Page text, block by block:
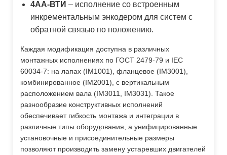
4АА-ВТИ – исполнение со встроенным
инкрементальным энкодером для систем с
обратной связью по положению.
Каждая модификация доступна в различных
монтажных исполнениях по ГОСТ 2479-79 и IEC
60034-7: на лапах (IM1001), фланцевое (IM3001),
комбинированное (IM2001), с вертикальным
расположением вала (IM3011, IM3031). Такое
разнообразие конструктивных исполнений
обеспечивает гибкость монтажа и интеграции в
различные типы оборудования, а унифицированные
установочные и присоединительные размеры
позволяют производить замену устаревших двигателей